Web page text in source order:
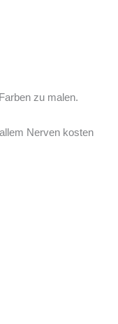
zu malen.
Nerven kosten